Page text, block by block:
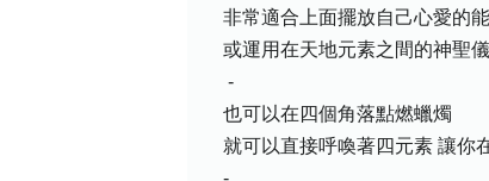
非常適合上面擺放自己心愛的
或運用在天地元素之間的神聖
-
也可以在四個角落點燃蠟燭
就可以直接呼喚著四元素 讓你